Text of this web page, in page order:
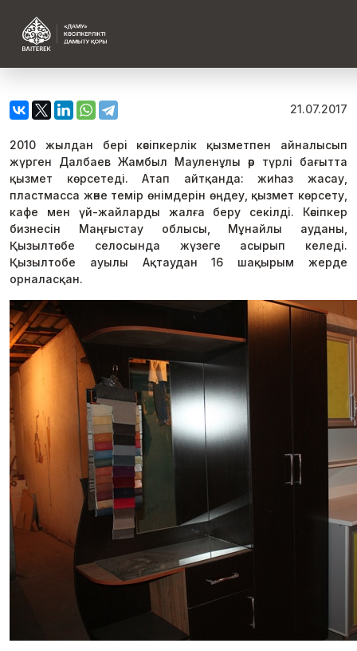
21.07.2017
2010 жылдан бері кәсіпкерлік қызметпен айналысып
жүрген Далбаев Жамбыл Мауленұлы әр түрлі бағытта
қызмет көрсетеді. Атап айтқанда: жиһаз жасау,
пластмасса және темір өнімдерін өңдеу, қызмет көрсету,
кафе мен үй-жайларды жалға беру секілді. Кәсіпкер
бизнесін Маңғыстау облысы, Мұнайлы ауданы,
Қызылтөбе селосында жүзеге асырып келеді.
Қызылтобе ауылы Ақтаудан 16 шақырым жерде
орналасқан.